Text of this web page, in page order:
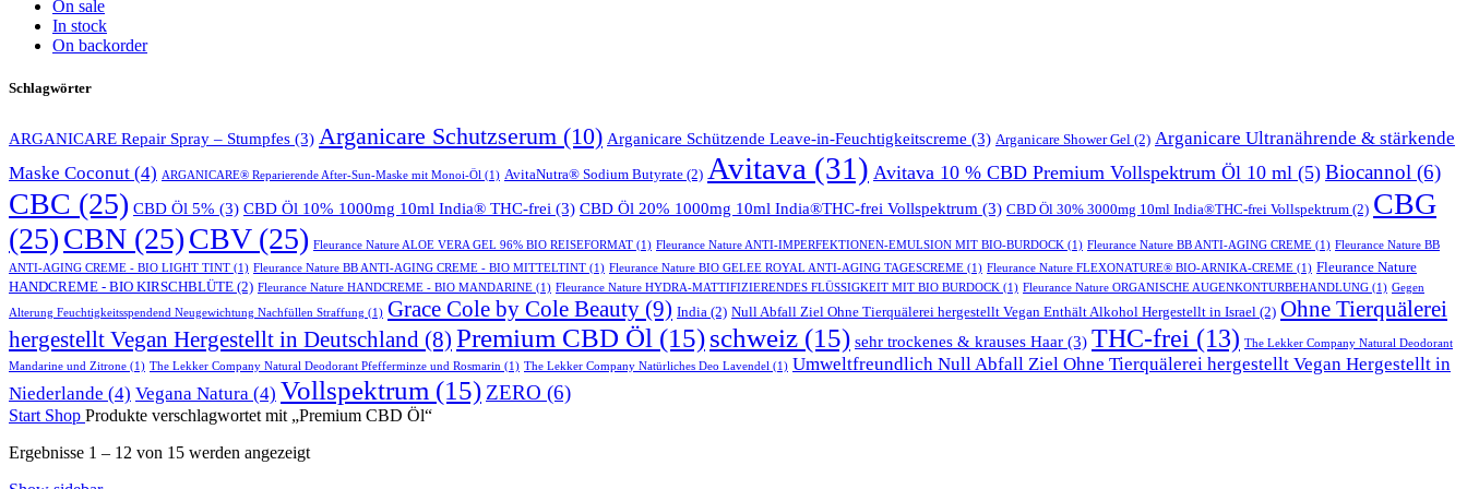
On sale
In stock
On backorder
Schlagwörter
ARGANICARE Repair Spray – Stumpfes (3) Arganicare Schutzserum (10) Arganicare Schützende Leave-in-Feuchtigkeitscreme (3) Arganicare Shower Gel (2) Arganicare Ultranährende & stärkende
Maske Coconut (4) ARGANICARE® Reparierende After-Sun-Maske mit Monoi-Öl (1) AvitaNutra® Sodium Butyrate (2) Avitava (31) Avitava 10 % CBD Premium Vollspektrum Öl 10 ml (5) Biocannol (6)
CBC (25) CBD Öl 5% (3) CBD Öl 10% 1000mg 10ml India® THC-frei (3) CBD Öl 20% 1000mg 10ml India®THC-frei Vollspektrum (3) CBD Öl 30% 3000mg 10ml India®THC-frei Vollspektrum (2) CBG
(25)CBN (25)CBV(25) Fleurance Nature ALOE VERA GEL 96% BIO REISEFORMAT (1) Fleurance Nature ANTI-IMPERFEKTIONEN-EMULSION MIT BIO-BURDOCK (1) Fleurance Nature BB ANTI-AGING CREME (1) Fleurance Nature BB
ANTI-AGING CREME - BIO LIGHT TINT (1) Fleurance Nature BB ANTI-AGING CREME - BIO MITTELTINT (1) Fleurance Nature BIO GELEE ROYAL ANTI-AGING TAGESCREME (1) Fleurance Nature FLEXONATURE® BIO-ARNIKA-CREME (1) Fleurance Nature
HANDCREME - BIO KIRSCHBLÜTE (2) Fleurance Nature HANDCREME - BIO MANDARINE (1) Fleurance Nature HYDRA-MATTIFIZIERENDES FLÜSSIGKEIT MIT BIO BURDOCK (1) Fleurance Nature ORGANISCHE AUGENKONTURBEHANDLUNG (1) Gegen
Alterung Feuchtigkeitsspendend Neugewichtung Nachfüllen Straffung (1) Grace Cole by Cole Beauty (9) India (2) Null Abfall Ziel Ohne Tierquälerei hergestellt Vegan Enthält Alkohol Hergestellt in Israel (2) Ohne Tierquälerei
hergestellt Vegan Hergestellt in Deutschland (8) Premium CBD Öl (15)schweiz (15) sehr trockenes & krauses Haar (3) THC-frei (13) The Lekker Company Natural Deodorant
Mandarine und Zitrone (1) The Lekker Company Natural Deodorant Pfefferminze und Rosmarin (1) The Lekker Company Natürliches Deo Lavendel (1) Umweltfreundlich Null Abfall Ziel Ohne Tierquälerei hergestellt Vegan Hergestellt in
Niederlande (4) Vegana Natura (4) Vollspektrum (15) ZERO (6)
Start Shop Produkte verschlagwortet mit „Premium CBD Öl“
Ergebnisse 1 – 12 von 15 werden angezeigt